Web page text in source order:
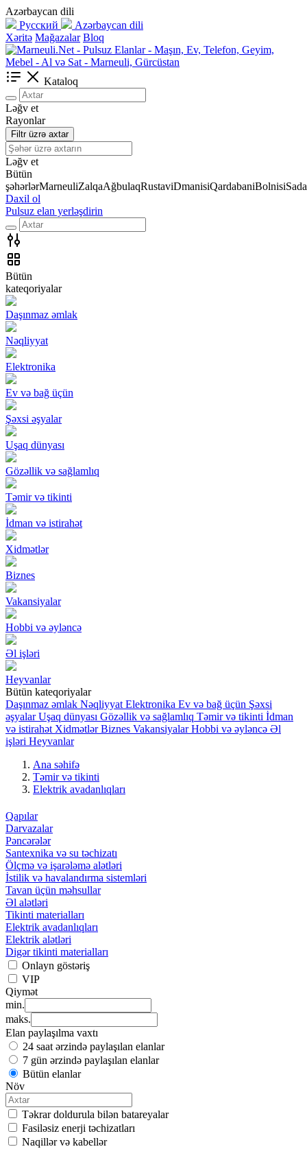
Azərbaycan dili
Русский
Azərbaycan dili
Xəritə Mağazalar Bloq
Kataloq
Ləğv et
Rayonlar
Filtr üzrə axtar
Ləğv et
Bütün
şəhərlərMarneuliZalqaAğbulaqRustaviDmanisiQardabaniBolnisi
Daxil ol
Pulsuz elan yerləşdirin
Bütün
kateqoriyalar
Daşınmaz əmlak
Nəqliyyat
Elektronika
Ev və bağ üçün
Şəxsi əşyalar
Uşaq dünyası
Gözəllik və sağlamlıq
Təmir və tikinti
İdman və istirahət
Xidmətlər
Biznes
Vakansiyalar
Hobbi və əyləncə
Əl işləri
Heyvanlar
Bütün kateqoriyalar
Daşınmaz əmlak Nəqliyyat Elektronika Ev və bağ üçün Şəxsi
əşyalar Uşaq dünyası Gözəllik və sağlamlıq Təmir və tikinti İdman
və istirahət Xidmətlər Biznes Vakansiyalar Hobbi və əyləncə Əl
işləri Heyvanlar
Ana səhifə
Təmir və tikinti
Elektrik avadanlıqları
Qapılar
Darvazalar
Pəncərələr
Santexnika və su təchizatı
Ölçmə və işarələmə alətləri
İstilik və havalandırma sistemləri
Tavan üçün məhsullar
Əl alətləri
Tikinti materialları
Elektrik avadanlıqları
Elektrik alətləri
Digər tikinti materialları
Onlayn göstəriş
VIP
Qiymət
min.
maks.
Elan paylaşılma vaxtı
24 saat ərzində paylaşılan elanlar
7 gün ərzində paylaşılan elanlar
Bütün elanlar
Növ
Təkrar doldurula bilən batareyalar
Fasiləsiz enerji təchizatları
Naqillər və kabellər